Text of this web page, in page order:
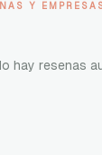
Y
hay resenas